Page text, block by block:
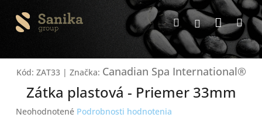
obsah
HľadaťPrihlásenie
košík
Kód: ZAT33 | Značka: Canadian Spa International®
Zátka plastová - Priemer 33mm
Priemerné
Neohodnotené Podrobnosti hodnotenia